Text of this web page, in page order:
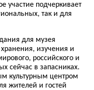
участие подчеркивает
так и для
для музея
изучения и
российского и
сейчас в запасниках.
культурным центром
жителей и гостей